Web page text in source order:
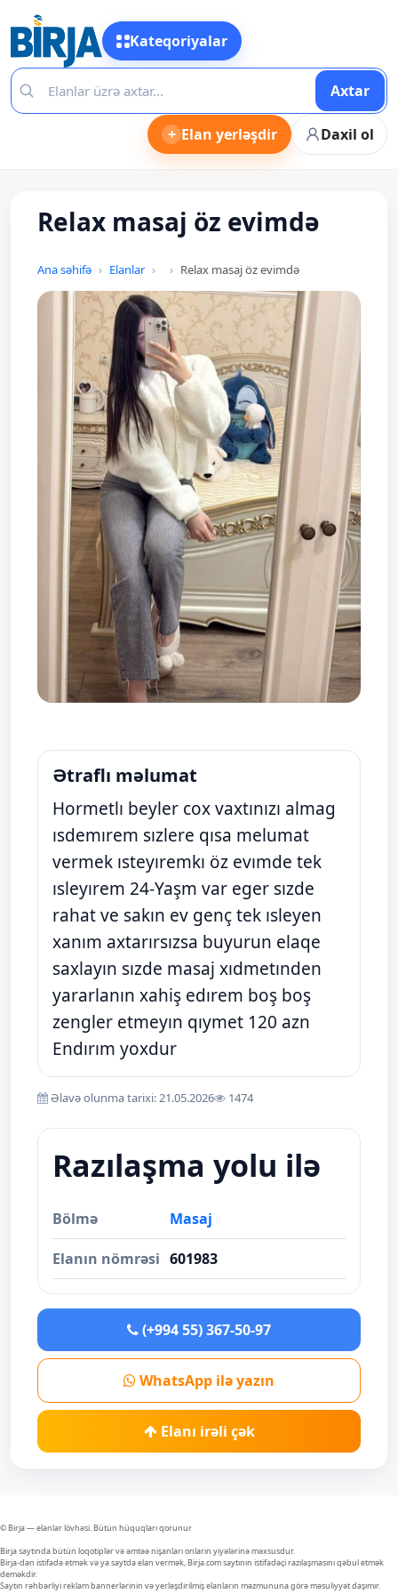
Kateqoriyalar
Axtar
+ Elan yerləşdir Daxil ol
Relax masaj öz evimdə
Ana səhifə Elanlar Relax masaj öz evimdə
Ətraflı məlumat
Hormetlı beyler cox vaxtınızı almag
ısdemırem sızlere qısa melumat
vermek ısteyıremkı öz evımde tek
ısleyırem 24-Yaşm var eger sızde
rahat ve sakın ev genç tek ısleyen
xanım axtarırsızsa buyurun elaqe
saxlayın sızde masaj xıdmetınden
yararlanın xahiş edırem boş boş
zengler etmeyın qıymet 120 azn
Endırım yoxdur
Əlavə olunma tarixi: 21.05.2026 1474
Razılaşma yolu ilə
Bölmə Masaj
Elanın nömrəsi 601983
(+994 55) 367-50-97
WhatsApp ilə yazın
Elanı irəli çək
© Birja — elanlar lövhəsi. Bütün hüquqları qorunur
Birja saytında bütün loqotiplər və əmtəə nişanları onların yiyələrinə məxsusdur.
Birja-dan istifadə etmək və ya saytda elan vermək, Birja.com saytının istifadəçi razılaşmasını qəbul etmək
deməkdir.
Saytın rəhbərliyi reklam bannerlərinin və yerləşdirilmiş elanların məzmununa görə məsuliyyət daşımır.